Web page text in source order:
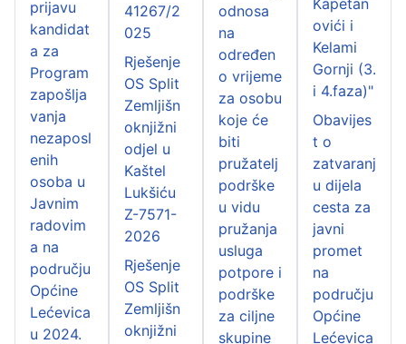
prijavu
kandidat
a za
Program
zapošlja
vanja
nezaposl
enih
osoba u
Javnim
radovim
a na
području
Općine
Lećevica
u 2024.
41267/2
025
Rješenje
OS Split
Zemljišn
oknjižni
odjel u
Kaštel
Lukšiću
Z-7571-
2026
Rješenje
OS Split
Zemljišn
oknjižni
odnosa
na
određen
o vrijeme
za osobu
koje će
biti
pružatelj
podrške
u vidu
pružanja
usluga
potpore i
podrške
za ciljne
skupine
ovići i
Kelami
Gornji (3.
i 4.faza)"
Obavijes
t o
zatvaranj
u dijela
cesta za
javni
promet
na
području
Općine
Lećevica